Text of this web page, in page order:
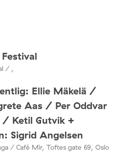
/ ,
Ellie Mäkelä /
Aas / Per Oddvar
/ Ketil Gutvik +
Sigrid Angelsen
/ Café Mir, Toftes gate 69, Oslo